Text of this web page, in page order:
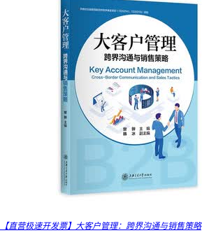
【直营极速开发票】大客户管理：跨界沟通与销售策略